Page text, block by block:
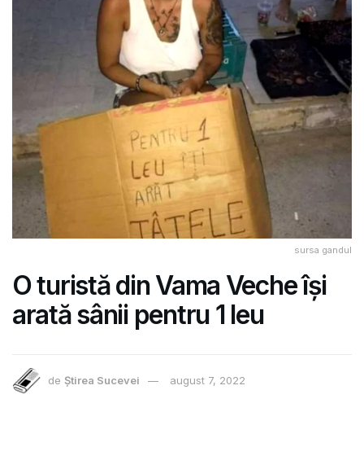
sursa gandul
O turistă din Vama Veche își
arată sânii pentru 1 leu
de Știrea Sucevei august 7, 2022